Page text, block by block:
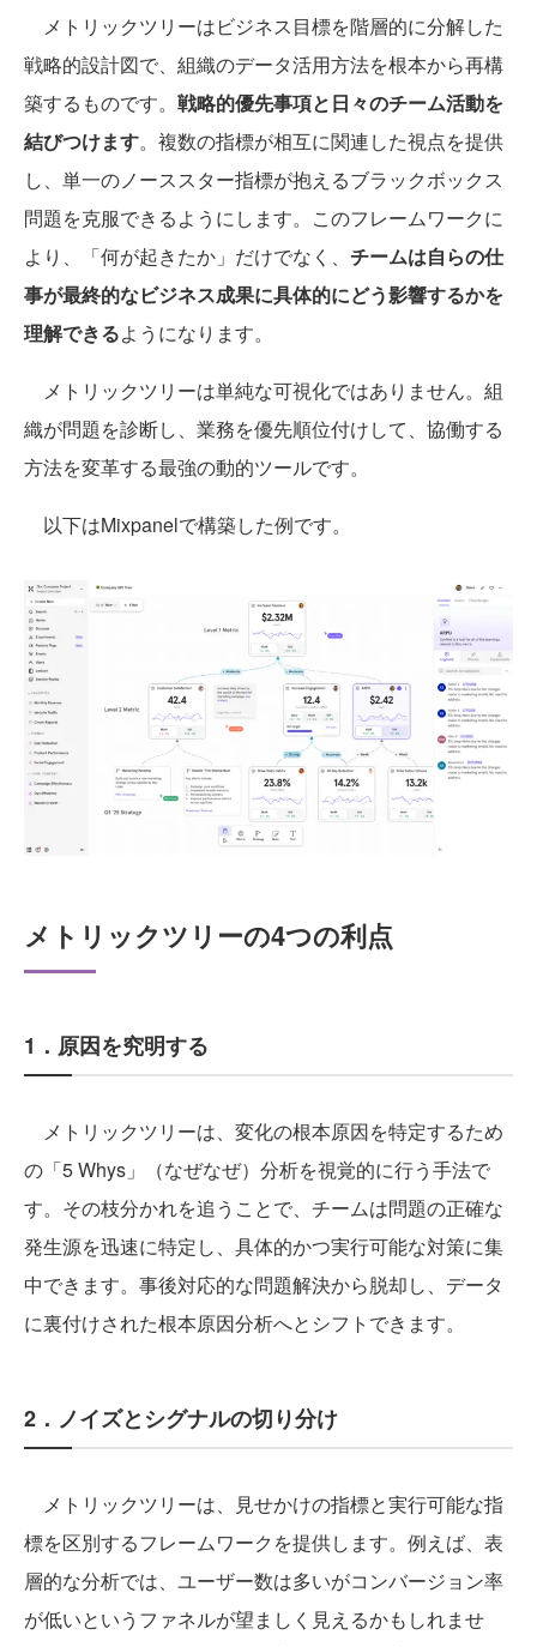
メトリックツリーはビジネス目標を階層的に分解した
戦略的設計図で、組織のデータ活用方法を根本から再構
築するものです。 戦略的優先事項と日々のチーム活動を
結びつけます。複数の指標が相互に関連した視点を提供
し、単一のノーススター指標が抱えるブラックボックス
問題を克服できるようにします。このフレームワークに
より、「何が起きたか」だけでなく、 チームは自らの仕
事が最終的なビジネス成果に具体的にどう影響するかを
理解できるようになります。
メトリックツリーは単純な可視化ではありません。組
織が問題を診断し、業務を優先順位付けして、協働する
方法を変革する最強の動的ツールです。
以下はMixpanelで構築した例です。
メトリックツリーの4つの利点
1．原因を究明する
メトリックツリーは、変化の根本原因を特定するため
の「5 Whys」（なぜなぜ）分析を視覚的に行う手法で
す。その枝分かれを追うことで、チームは問題の正確な
発生源を迅速に特定し、具体的かつ実行可能な対策に集
中できます。事後対応的な問題解決から脱却し、データ
に裏付けされた根本原因分析へとシフトできます。
2．ノイズとシグナルの切り分け
メトリックツリーは、見せかけの指標と実行可能な指
標を区別するフレームワークを提供します。例えば、表
層的な分析では、ユーザー数は多いがコンバージョン率
が低いというファネルが望ましく見えるかもしれませ